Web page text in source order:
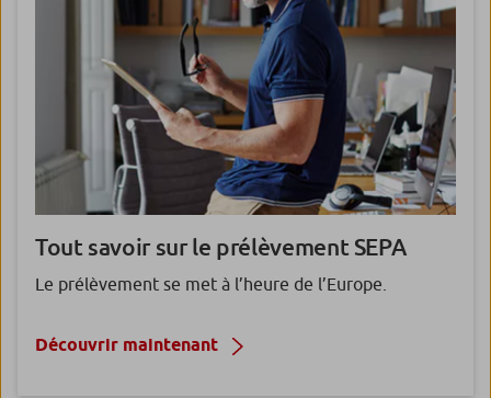
Tout savoir sur le prélèvementSEPA
Le prélèvement se met à l’heure de l’Europe.
Découvrir maintenant